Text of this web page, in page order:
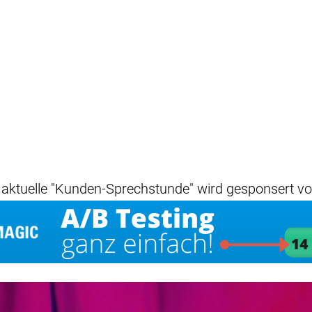
"Kunden-Sprechstunde" wird gesponsert